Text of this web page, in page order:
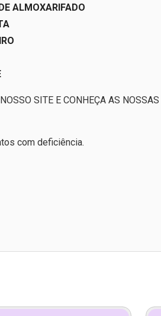
ALMOXARIFADO
SITE E CONHEÇA AS NOSSAS
com deficiência.